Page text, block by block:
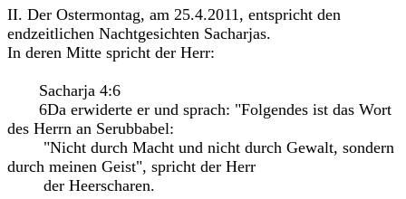
II. Der Ostermontag, am 25.4.2011, entspricht den
endzeitlichen Nachtgesichten Sacharjas.
In deren Mitte spricht der Herr:
Sacharja 4:6
6Da erwiderte er und sprach: "Folgendes ist das Wort
des Herrn an Serubbabel:
"Nicht durch Macht und nicht durch Gewalt, sondern
durch meinen Geist", spricht der Herr
der Heerscharen.